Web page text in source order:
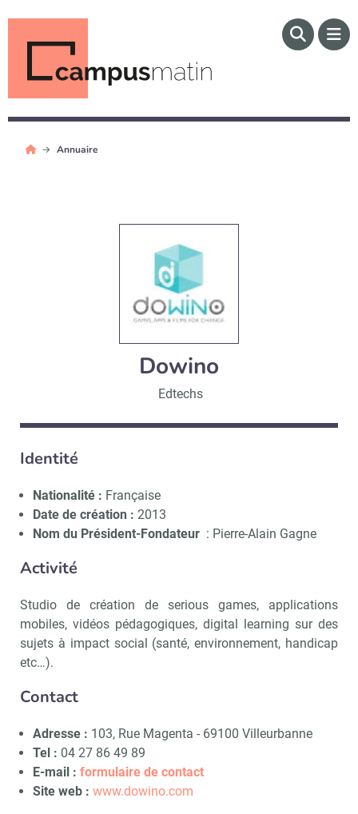
Annuaire
Dowino
Edtechs
Identité
Nationalité : Française
Date de création : 2013
Nom du Président-Fondateur : Pierre-Alain Gagne
Activité
Studio de création de serious games, applications
mobiles, vidéos pédagogiques, digital learning sur des
sujets à impact social (santé, environnement, handicap
etc…).
Contact
Adresse : 103, Rue Magenta - 69100 Villeurbanne
Tel : 04 27 86 49 89
E-mail : formulaire de contact
Site web : www.dowino.com